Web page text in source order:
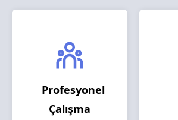
Profesyonel
Çalışma